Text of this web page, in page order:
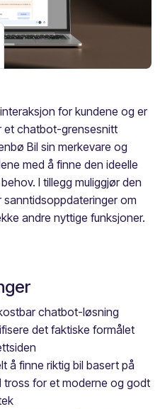
for kundene og er
et chatbot-grensesnitt
Bil sin merkevare og
med å finne den ideelle
I tillegg muliggjør den
sanntidsoppdateringer om
andre nyttige funksjoner.
chatbot-løsning
det faktiske formålet
å finne riktig bil basert på
tross for et moderne og godt